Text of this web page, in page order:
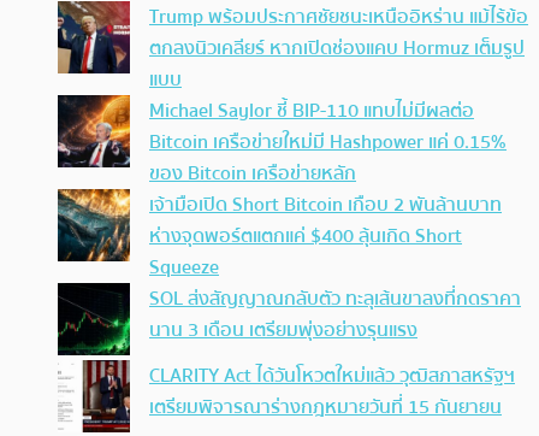
Trump พร้อมประกาศชัยชนะเหนืออิหร่าน แม้ไร้ข้อ
ตกลงนิวเคลียร์ หากเปิดช่องแคบ Hormuz เต็มรูป
แบบ
Michael Saylor ชี้ BIP-110 แทบไม่มีผลต่อ
Bitcoin เครือข่ายใหม่มี Hashpower แค่ 0.15%
ของ Bitcoin เครือข่ายหลัก
เจ้ามือเปิด Short Bitcoin เกือบ 2 พันล้านบาท
ห่างจุดพอร์ตแตกแค่ $400 ลุ้นเกิด Short
Squeeze
SOL ส่งสัญญาณกลับตัว ทะลุเส้นขาลงที่กดราคา
นาน 3 เดือน เตรียมพุ่งอย่างรุนแรง
CLARITY Act ได้วันโหวตใหม่แล้ว วุฒิสภาสหรัฐฯ
เตรียมพิจารณาร่างกฎหมายวันที่ 15 กันยายน